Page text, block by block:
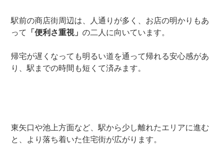
駅前の商店街周辺は、人通りが多く、お店の明かりもあ
って
「便利さ重視」の二人に向いています。
帰宅が遅くなっても明るい道を通って帰れる安心感があ
り、駅までの時間も短くて済みます。
東矢口や池上方面など、駅から少し離れたエリアに進む
と、より落ち着いた住宅街が広がります。